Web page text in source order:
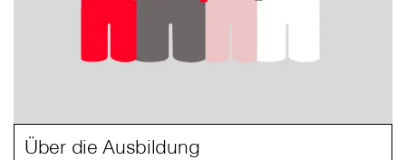
Über die Ausbildung